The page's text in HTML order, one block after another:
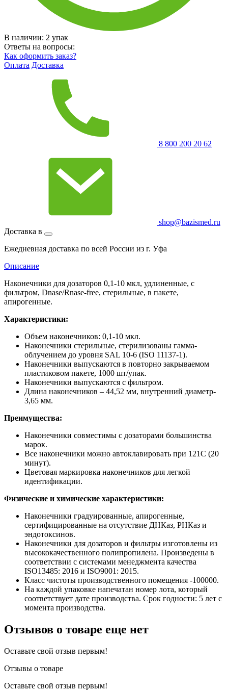
В наличии: 2 упак
Ответы на вопросы:
Как оформить заказ?
Оплата Доставка
8 800 200 20 62
shop@bazismed.ru
Доставка в
Ежедневная доставка по всей России из г. Уфа
Описание
Наконечники для дозаторов 0,1-10 мкл, удлиненные, с
фильтром, Dnase/Rnase-free, стерильные, в пакете,
апирогенные.
Характеристики:
Объем наконечников: 0,1-10 мкл.
Наконечники стерильные, стерилизованы гамма-
облучением до уровня SAL 10-6 (ISO 11137-1).
Наконечники выпускаются в повторно закрываемом
пластиковом пакете, 1000 шт/упак.
Наконечники выпускаются с фильтром.
Длина наконечников – 44,52 мм, внутренний диаметр-
3,65 мм.
Преимущества:
Наконечники совместимы с дозаторами большинства
марок.
Все наконечники можно автоклавировать при 121С (20
минут).
Цветовая маркировка наконечников для легкой
идентификации.
Физические и химические характеристики:
Наконечники градуированные, апирогенные,
сертифицированные на отсутствие ДНКаз, РНКаз и
эндотоксинов.
Наконечники для дозаторов и фильтры изготовлены из
высококачественного полипропилена. Произведены в
соответствии с системами менеджмента качества
ISO13485: 2016 и ISO9001: 2015.
Класс чистоты производственного помещения -100000.
На каждой упаковке напечатан номер лота, который
соответствует дате производства. Срок годности: 5 лет с
момента производства.
Отзывов о товаре еще нет
Оставьте свой отзыв первым!
Отзывы о товаре
Оставьте свой отзыв первым!